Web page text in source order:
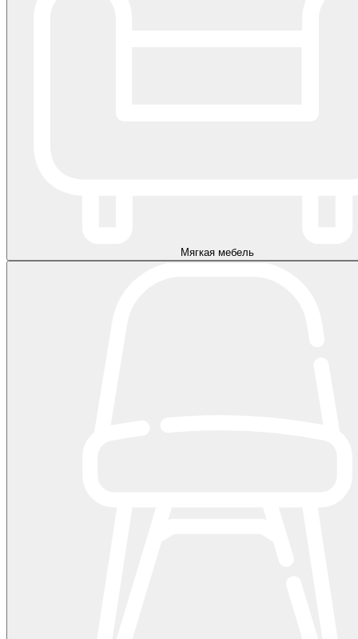
Мягкая мебель